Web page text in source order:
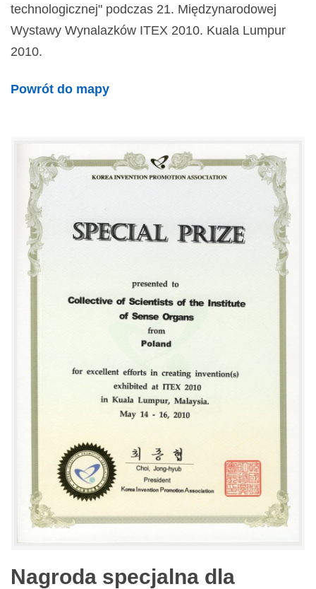
technologicznej" podczas 21. Międzynarodowej
Wystawy Wynalazków ITEX 2010. Kuala Lumpur
2010.
Powrót do mapy
Nagroda specjalna dla